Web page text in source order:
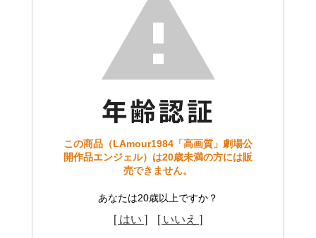
この商品（LAmour1984「高画質」劇場公
開作品エンジェル）は20歳未満の方には販
売できません。
あなたは20歳以上ですか？
[ はい ] [ いいえ ]